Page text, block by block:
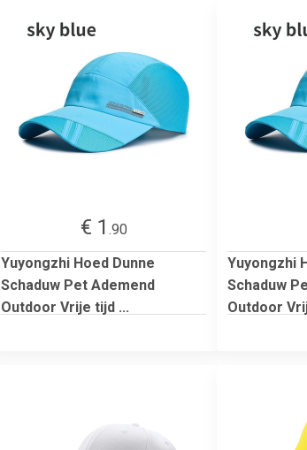
€ 1 .90
Yuyongzhi Hoed Dunne
Schaduw Pet Ademend
Outdoor Vrije tijd ...
Yuyongzhi
Schaduw
Outdoor